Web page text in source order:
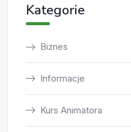
Kategorie
Biznes
Informacje
Kurs Animatora